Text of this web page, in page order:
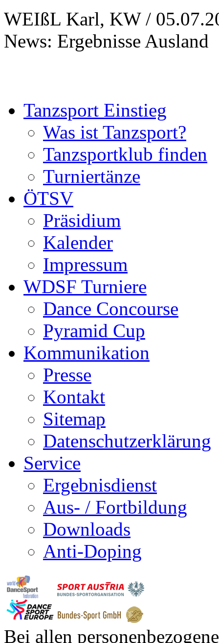
WEIßL Karl, KW /
News: Ergebnisse Ausland
Tanzsport Einstieg
Was ist Tanzsport?
Tanzsportklub finden
Turniertänze
ÖTSV
Präsidium
Kalender
Impressum
WDSF Turniere
Dance Concourse
Pyramid Cup
Kommunikation
Presse
Kontakt
Sitemap
Datenschutzerklärung
Service
Ergebnisdienst
Aus- / Fortbildung
Downloads
Anti-Doping
Bei allen